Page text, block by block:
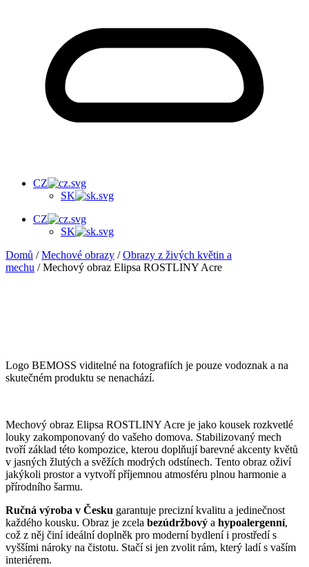
CZ
SK
CZ
SK
Domů /Mechové obrazy /Obrazy z živých květin a
mechu / Mechový obraz Elipsa ROSTLINY Acre
Logo BEMOSS viditelné na fotografiích je pouze vodoznak a na
skutečném produktu se nenachází.
Mechový obraz Elipsa ROSTLINY Acre je jako kousek rozkvetlé
louky zakomponovaný do vašeho domova. Stabilizovaný mech
tvoří základ této kompozice, kterou doplňují barevné akcenty květů
v jasných žlutých a svěžích modrých odstínech. Tento obraz oživí
jakýkoli prostor a vytvoří příjemnou atmosféru plnou harmonie a
přírodního šarmu.
Ručná výroba v Česku garantuje precizní kvalitu a jedinečnost
každého kousku. Obraz je zcela bezúdržbový a hypoalergenní,
což z něj činí ideální doplněk pro moderní bydlení i prostředí s
vyššími nároky na čistotu. Stačí si jen zvolit rám, který ladí s vaším
interiérem.